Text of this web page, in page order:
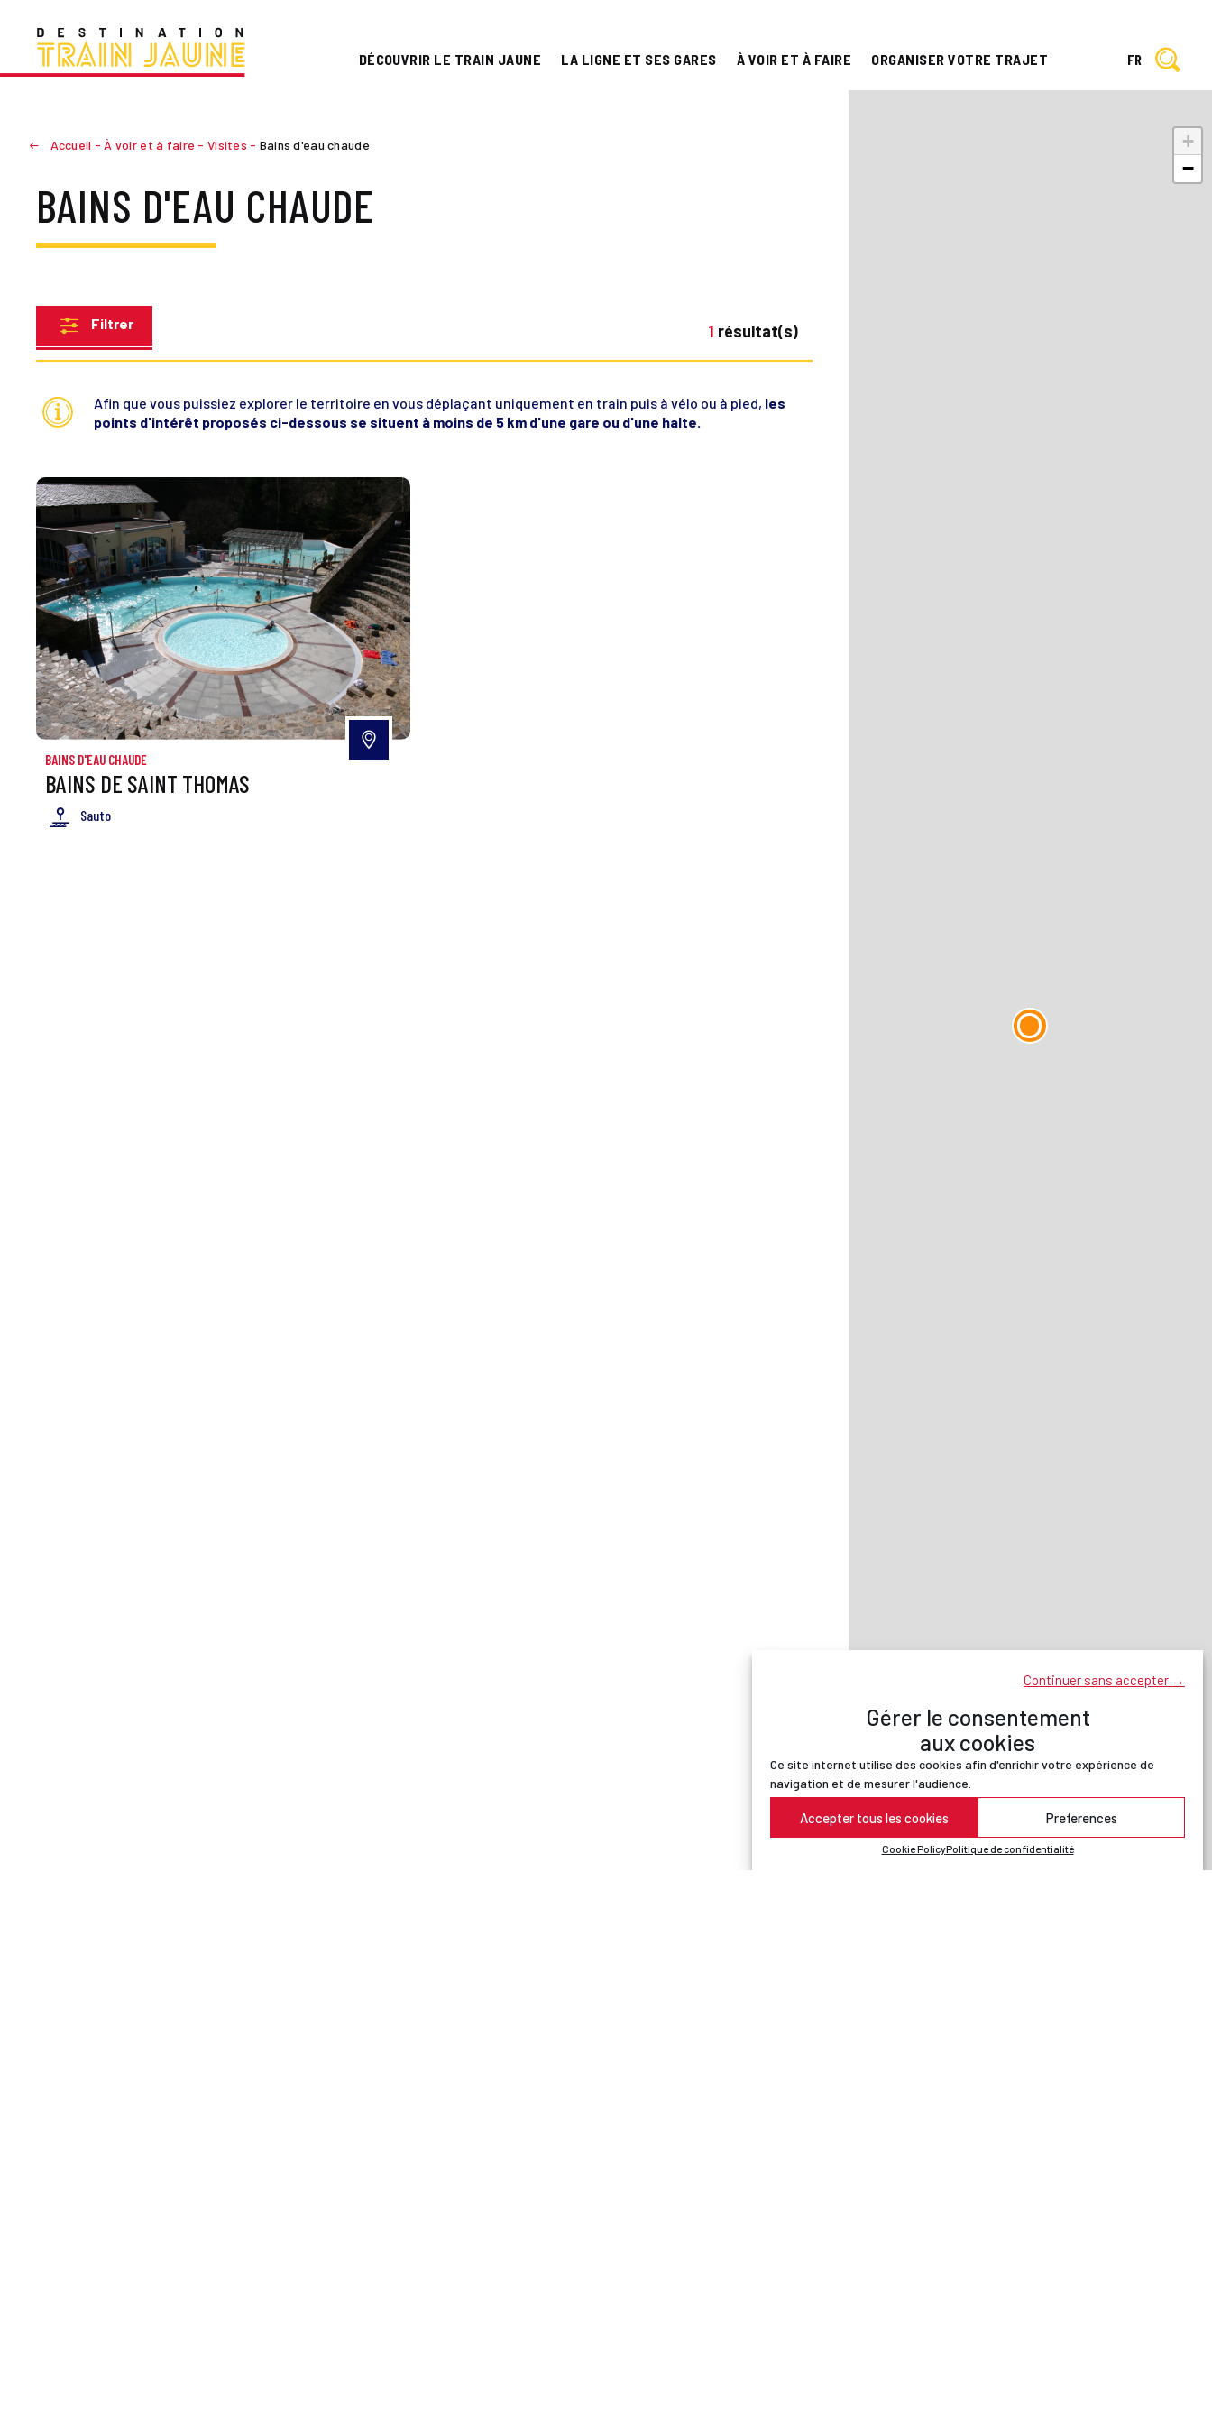
Gérer le consentement
aux cookies
Ce site internet utilise des cookies afin d'enrichir votre expérience de
navigation et de mesurer l'audience.
Accepter tous les cookies
Continuer sans accepter →
Preferences
Cookie PolicyPolitique de confidentialité
DÉCOUVRIR LE TRAIN JAUNE LA LIGNE ET SES GARES À VOIR ET À FAIRE ORGANISER VOTRE TRAJET FR
Accueil - À voir et à faire - Visites - Bains d'eau chaude
BAINS D'EAU CHAUDE
Filtrer 1 résultat(s)
Afin que vous puissiez explorer le territoire en vous déplaçant uniquement en train puis à vélo ou à pied, les
points d'intérêt proposés ci-dessous se situent à moins de 5 km d'une gare ou d'une halte.
BAINS D'EAU CHAUDE
BAINS DE SAINT THOMAS
Sauto
+
−